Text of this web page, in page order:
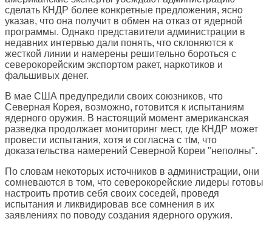
сделать КНДР более конкретные предложения, ясно
указав, что она получит в обмен на отказ от ядерной
программы. Однако представители администрации в
недавних интервью дали понять, что склоняются к
жесткой линии и намерены решительно бороться с
северокорейским экспортом ракет, наркотиков и
фальшивых денег.
В мае США предупредили своих союзников, что
Северная Корея, возможно, готовится к испытаниям
ядерного оружия. В настоящий момент американская
разведка продолжает мониторинг мест, где КНДР может
провести испытания, хотя и согласна с тtм, что
доказательства намерений Северной Кореи "неполны".
По словам некоторых источников в администрации, они
сомневаются в том, что северокорейские лидеры готовы
настроить против себя своих соседей, проведя
испытания и ликвидировав все сомнения в их
заявлениях по поводу создания ядерного оружия.